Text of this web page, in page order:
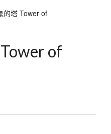
的塔 Tower of
of